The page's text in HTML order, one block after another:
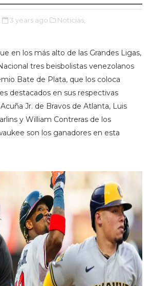
3 years ago Noticias,
en los más alto de las Grandes Ligas,
tres beisbolistas venezolanos
Bate de Plata, que los coloca
destacados en sus respectivas
Jr. de Bravos de Atlanta, Luis
y William Contreras de los
son los ganadores en esta